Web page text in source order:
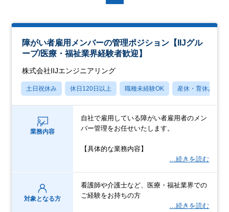
障がい者雇用メンバーの管理ポジション【IIJグル
ープ/医療・福祉業界経験者歓迎】
株式会社IIJエンジニアリング
土日祝休み 休日120日以上 職種未経験OK 産休・育休あり
業務内容
自社で雇用している障がい者雇用者のメン
バー管理をお任せいたします。
【具体的な業務内容】
…続きを読む
対象となる方
看護師や介護士など、医療・福祉業界での
ご経験をお持ちの方
…続きを読む